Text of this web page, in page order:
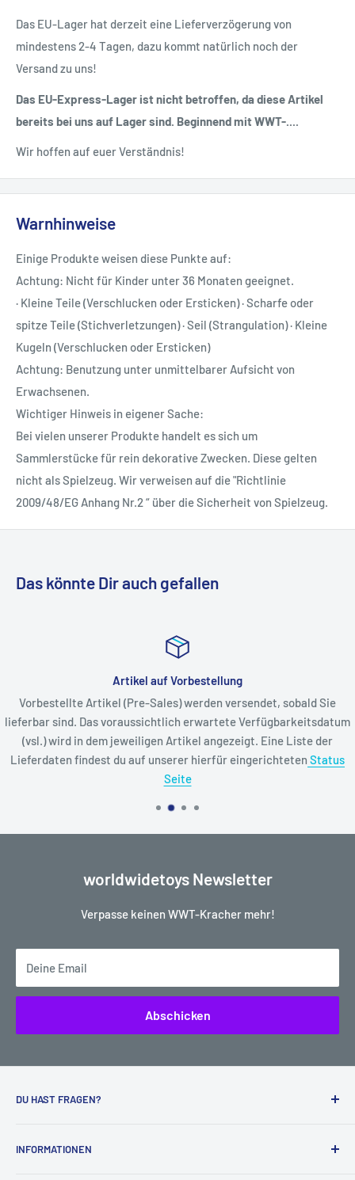
Das EU-Lager hat derzeit eine Lieferverzögerung von
mindestens 2-4 Tagen, dazu kommt natürlich noch der
Versand zu uns!
Das EU-Express-Lager ist nicht betroffen, da diese Artikel
bereits bei uns auf Lager sind. Beginnend mit WWT-....
Wir hoffen auf euer Verständnis!
Warnhinweise
Einige Produkte weisen diese Punkte auf:
Achtung: Nicht für Kinder unter 36 Monaten geeignet.
· Kleine Teile (Verschlucken oder Ersticken) · Scharfe oder
spitze Teile (Stichverletzungen) · Seil (Strangulation) · Kleine
Kugeln (Verschlucken oder Ersticken)
Achtung: Benutzung unter unmittelbarer Aufsicht von
Erwachsenen.
Wichtiger Hinweis in eigener Sache:
Bei vielen unserer Produkte handelt es sich um
Sammlerstücke für rein dekorative Zwecken. Diese gelten
nicht als Spielzeug. Wir verweisen auf die "Richtlinie
2009/48/EG Anhang Nr.2 “ über die Sicherheit von Spielzeug.
Das könnte Dir auch gefallen
Artikel auf Vorbestellung
Vorbestellte Artikel (Pre-Sales) werden versendet, sobald Sie
lieferbar sind. Das voraussichtlich erwartete Verfügbarkeitsdatum
(vsl.) wird in dem jeweiligen Artikel angezeigt. Eine Liste der
Lieferdaten findest du auf unserer hierfür eingerichteten Status
Seite
worldwidetoys Newsletter
Verpasse keinen WWT-Kracher mehr!
Deine Email
Abschicken
DU HAST FRAGEN?
INFORMATIONEN